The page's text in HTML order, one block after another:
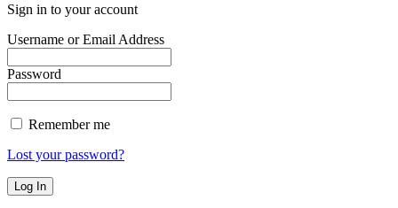
Sign in to your account
Username or Email Address
Password
Remember me
Lost your password?